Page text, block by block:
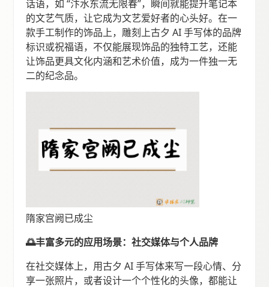
话语，如 “汴水东流无限春”，瞬间就能提升笔记本
的文艺气质，让它成为文艺爱好者的心头好。在一
款手工制作的饰品上，雕刻上古夕 AI 手写体的品牌
标识或祝福语，不仅能展现饰品的独特工艺，还能
让饰品更具文化内涵和艺术价值，成为一件独一无
二的纪念品。
隋家宫阙已成尘
🌅丰富多元的应用场景：社交媒体与个人品牌
在社交媒体上，用古夕 AI 手写体来写一段心情、分
享一张照片，或者设计一个个性化的头像，都能让